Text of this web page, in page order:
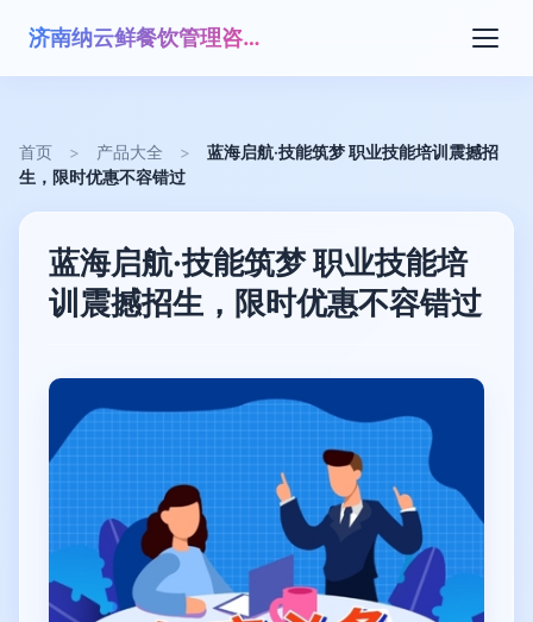
济南纳云鲜餐饮管理咨询有限公司
首页 > 产品大全 >
蓝海启航·技能筑梦 职业技能培训震撼招
生，限时优惠不容错过
蓝海启航·技能筑梦 职业技能培
训震撼招生，限时优惠不容错过